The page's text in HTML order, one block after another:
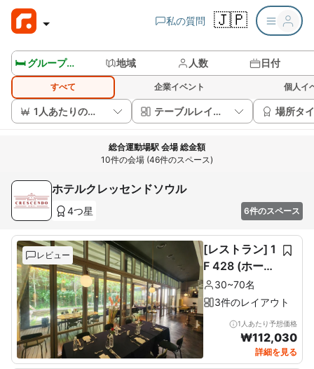
私の質問 🇯🇵
🛏️ グループルームを見る 地域 人数 日付
すべて 企業イベント 個人イ
1人あたりの価格 テーブルレイアウト 場所タ
総合運動場駅 会場 総金額
10件の会場 (46件のスペース)
ホテルクレッセンドソウル
4つ星 6件のスペース
レビュー
[レストラン] 1
F 428 (ホール
60席+ルーム1
0席)
30~70名
3件のレイアウト
1人あたり予想価格
₩112,030
詳細を見る